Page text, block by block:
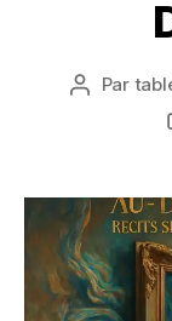
Auteur
Par